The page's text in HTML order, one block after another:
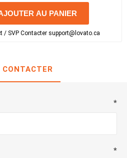
AU PANIER
/ SVP Contacter support@lovato.ca
CONTACTER
*
*